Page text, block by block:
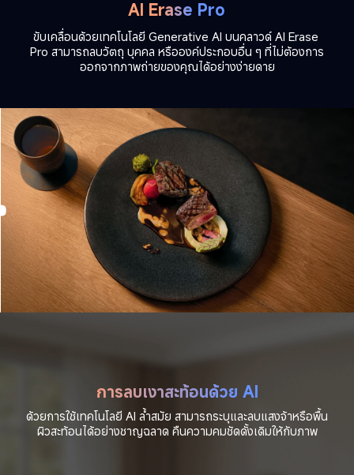
AI Erase Pro
ขับเคลื่อนด้วยเทคโนโลยี Generative AI บนคลาวด์ AI Erase
Pro สามารถลบวัตถุ บุคคล หรือองค์ประกอบอื่น ๆ ที่ไม่ต้องการ
ออกจากภาพถ่ายของคุณได้อย่างง่ายดาย
การลบเงาสะท้อนด้วย AI
ด้วยการใช้เทคโนโลยี AI ล้ำสมัย สามารถระบุและลบแสงจ้าหรือพื้น
ผิวสะท้อนได้อย่างชาญฉลาด คืนความคมชัดดั้งเดิมให้กับภาพ